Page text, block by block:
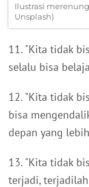
Ilustrasi
Unsplash)
11. "Kita tidak
selalu bisa
12. "Kita tidak
bisa
depan yang
13. "Kita tidak
terjadi,